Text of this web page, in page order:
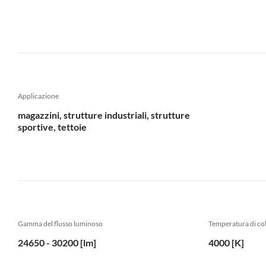
Applicazione
magazzini, strutture industriali, strutture
sportive, tettoie
Gamma del flusso luminoso
24650 - 30200 [lm]
Temperatura di
4000 [K]